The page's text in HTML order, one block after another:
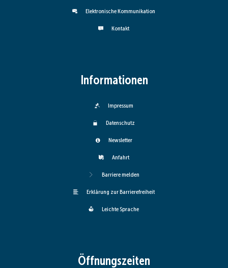
Elektronische Kommunikation
Kontakt
Informationen
Impressum
Datenschutz
Newsletter
Anfahrt
Barriere melden
Erklärung zur Barrierefreiheit
Leichte Sprache
Öffnungszeiten